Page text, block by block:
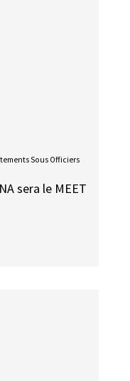
Sous Officiers
sera le MEET